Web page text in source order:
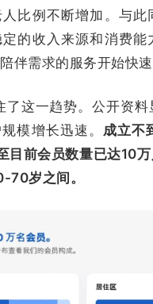
人比例不断增加。与
的收入来源和消费能
伴需求的服务开始快速
了这一趋势。公开资料
模增长迅速。 成立不
目前会员数量已达10
70岁之间。